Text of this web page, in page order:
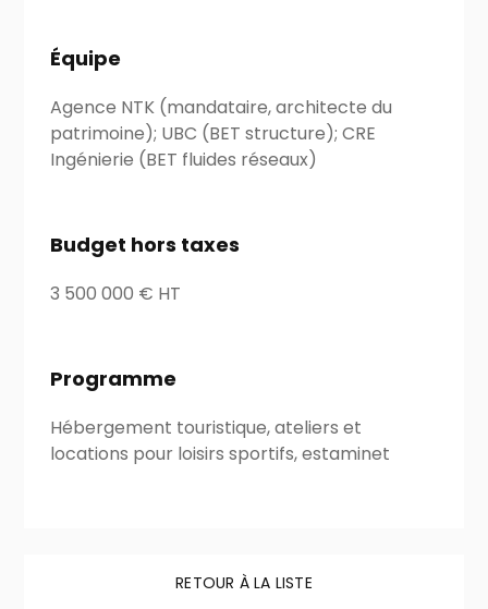
Équipe
Agence NTK (mandataire, architecte du
patrimoine); UBC (BET structure); CRE
Ingénierie (BET fluides réseaux)
Budget hors taxes
3 500 000 € HT
Programme
Hébergement touristique, ateliers et
locations pour loisirs sportifs, estaminet
RETOUR À LA LISTE